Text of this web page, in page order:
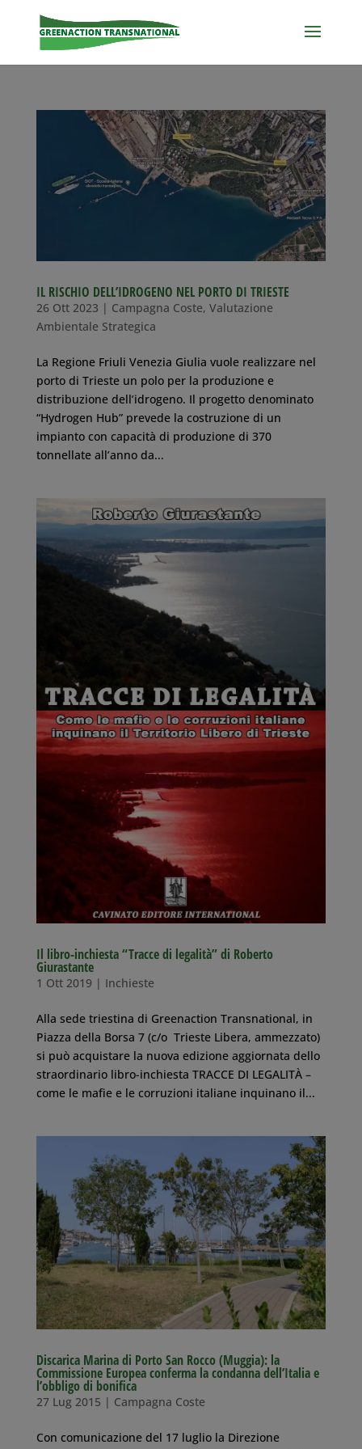
IL RISCHIO DELL’IDROGENO NEL PORTO DI TRIESTE
26 Ott 2023 | Campagna Coste, Valutazione
Ambientale Strategica
La Regione Friuli Venezia Giulia vuole realizzare nel
porto di Trieste un polo per la produzione e
distribuzione dell’idrogeno. Il progetto denominato
“Hydrogen Hub” prevede la costruzione di un
impianto con capacità di produzione di 370
tonnellate all’anno da...
Il libro-inchiesta “Tracce di legalità” di Roberto
Giurastante
1 Ott 2019 | Inchieste
Alla sede triestina di Greenaction Transnational, in
Piazza della Borsa 7 (c/o Trieste Libera, ammezzato)
si può acquistare la nuova edizione aggiornata dello
straordinario libro-inchiesta TRACCE DI LEGALITÀ –
come le mafie e le corruzioni italiane inquinano il...
Discarica Marina di Porto San Rocco (Muggia): la
Commissione Europea conferma la condanna dell’Italia e
l’obbligo di bonifica
27 Lug 2015 | Campagna Coste
Con comunicazione del 17 luglio la Direzione